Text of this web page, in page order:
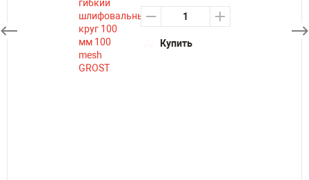
Купить